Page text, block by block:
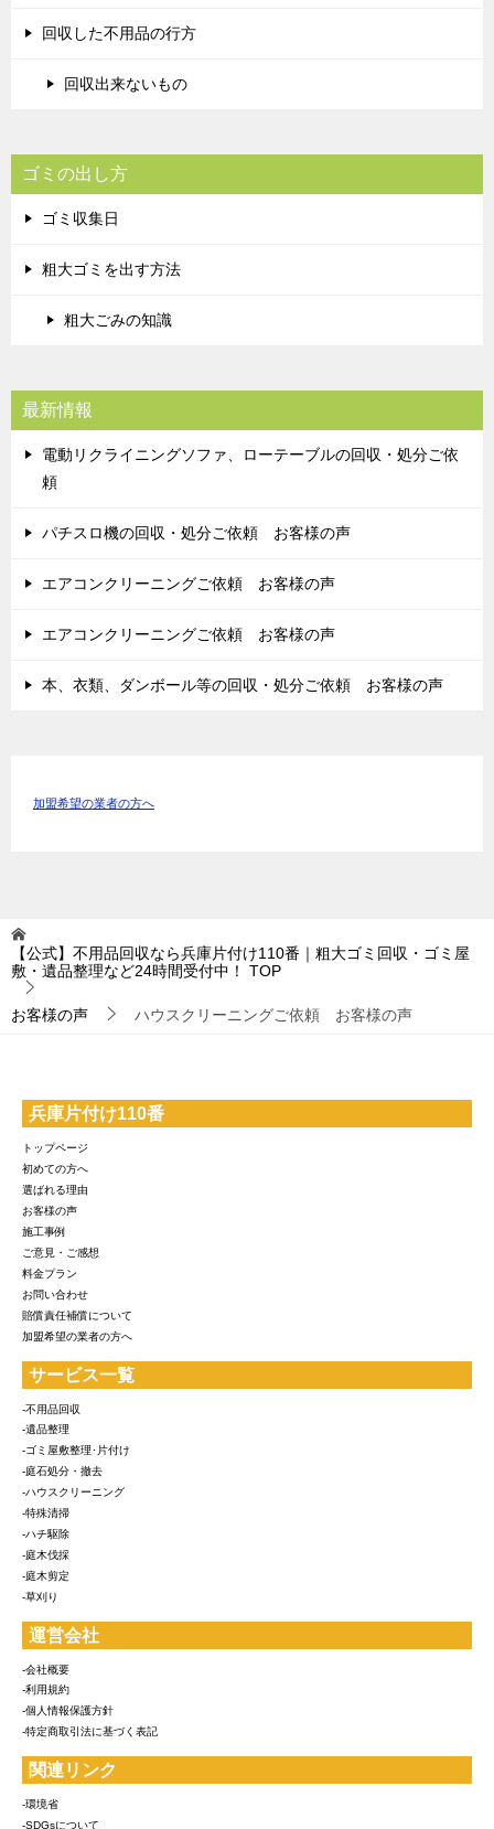
回収した不用品の行方
回収出来ないもの
ゴミの出し方
ゴミ収集日
粗大ゴミを出す方法
粗大ごみの知識
最新情報
電動リクライニングソファ、ローテーブルの回収・処分ご依
頼
パチスロ機の回収・処分ご依頼 お客様の声
エアコンクリーニングご依頼 お客様の声
エアコンクリーニングご依頼 お客様の声
本、衣類、ダンボール等の回収・処分ご依頼 お客様の声
加盟希望の業者の方へ
【公式】不用品回収なら兵庫片付け110番｜粗大ゴミ回収・ゴミ屋
敷・遺品整理など24時間受付中！
TOP
お客様の声 ハウスクリーニングご依頼 お客様の声
兵庫片付け110番
トップページ
初めての方へ
選ばれる理由
お客様の声
施工事例
ご意見・ご感想
料金プラン
お問い合わせ
賠償責任補償について
加盟希望の業者の方へ
サービス一覧
-不用品回収
-遺品整理
-ゴミ屋敷整理･片付け
-庭石処分・撤去
-ハウスクリーニング
-特殊清掃
-ハチ駆除
-庭木伐採
-庭木剪定
-草刈り
運営会社
-会社概要
-利用規約
-個人情報保護方針
-特定商取引法に基づく表記
関連リンク
-環境省
-SDGsについて